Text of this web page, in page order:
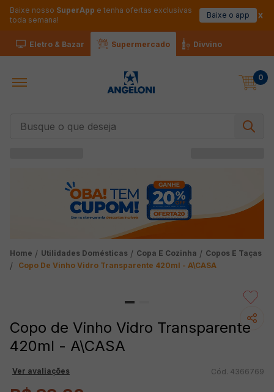
Baixe nosso SuperApp e tenha ofertas exclusivas
toda semana!
Baixe o app
Eletro & Bazar Supermercado Divvino
0
Utilidades Domésticas Copa E Cozinha
Copos E Taças
Copo De Vinho Vidro Transparente 420ml - A\CASA
Copo de Vinho Vidro Transparente
420ml - A\CASA
Ver avaliações 4366769